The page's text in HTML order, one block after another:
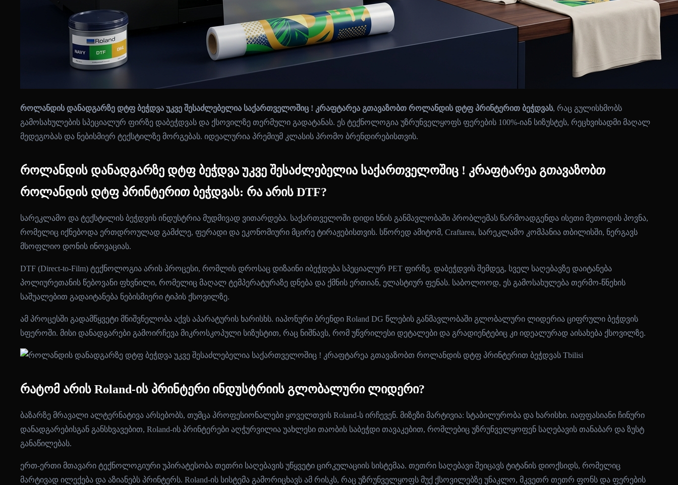
როლანდის დანადგარზე დტფ ბეჭდვა უკვე შესაძლებელია საქართველოშიც ! კრაფტარეა გთავაზობთ როლანდის დტფ პრინტერით ბეჭდვას, რაც გულისხმობს
გამოსახულების სპეციალურ ფირზე დაბეჭდვას და ქსოვილზე თერმული გადატანას. ეს ტექნოლოგია უზრუნველყოფს ფერების 100%-იან სიზუსტეს, რეცხვისადმი მაღალ
მედეგობას და ნებისმიერ ტექსტილზე მორგებას. იდეალურია პრემიუმ კლასის პრომო ბრენდირებისთვის.
როლანდის დანადგარზე დტფ ბეჭდვა უკვე შესაძლებელია საქართველოშიც ! კრაფტარეა გთავაზობთ
როლანდის დტფ პრინტერით ბეჭდვას: რა არის DTF?
სარეკლამო და ტექსტილის ბეჭდვის ინდუსტრია მუდმივად ვითარდება. საქართველოში დიდი ხნის განმავლობაში პრობლემას წარმოადგენდა ისეთი მეთოდის პოვნა,
რომელიც იქნებოდა ერთდროულად გამძლე, ფერადი და ეკონომიური მცირე ტირაჟებისთვის. სწორედ ამიტომ, Craftarea, სარეკლამო კომპანია თბილისში, ნერგავს
მსოფლიო დონის ინოვაციას.
DTF (Direct-to-Film) ტექნოლოგია არის პროცესი, რომლის დროსაც დიზაინი იბეჭდება სპეციალურ PET ფირზე. დაბეჭდვის შემდეგ, სველ საღებავზე დაიტანება
პოლიურეთანის წებოვანი ფხვნილი, რომელიც მაღალ ტემპერატურაზე დნება და ქმნის ერთიან, ელასტიურ ფენას. საბოლოოდ, ეს გამოსახულება თერმო-წნეხის
საშუალებით გადაიტანება ნებისმიერი ტიპის ქსოვილზე.
ამ პროცესში გადამწყვეტი მნიშვნელობა აქვს აპარატურის ხარისხს. იაპონური ბრენდი Roland DG წლების განმავლობაში გლობალური ლიდერია ციფრული ბეჭდვის
სფეროში. მისი დანადგარები გამოირჩევა მიკროსკოპული სიზუსტით, რაც ნიშნავს, რომ უწვრილესი დეტალები და გრადიენტებიც კი იდეალურად აისახება ქსოვილზე.
რატომ არის Roland-ის პრინტერი ინდუსტრიის გლობალური ლიდერი?
ბაზარზე მრავალი ალტერნატივა არსებობს, თუმცა პროფესიონალები ყოველთვის Roland-ს ირჩევენ. მიზეზი მარტივია: სტაბილურობა და ხარისხი. იაფფასიანი ჩინური
დანადგარებისგან განსხვავებით, Roland-ის პრინტერები აღჭურვილია უახლესი თაობის საბეჭდი თავაკებით, რომლებიც უზრუნველყოფენ საღებავის თანაბარ და ზუსტ
განაწილებას.
ერთ-ერთი მთავარი ტექნოლოგიური უპირატესობა თეთრი საღებავის უწყვეტი ცირკულაციის სისტემაა. თეთრი საღებავი შეიცავს ტიტანის დიოქსიდს, რომელიც
მარტივად ილექება და აზიანებს პრინტერს. Roland-ის სისტემა გამორიცხავს ამ რისკს, რაც უზრუნველყოფს მუქ ქსოვილებზე უნაკლო, მკვეთრ თეთრ ფონს და ფერების